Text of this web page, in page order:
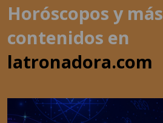
Horóscopos y más
contenidos en
latronadora.com